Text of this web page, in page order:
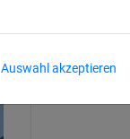
Auswahl akzeptieren